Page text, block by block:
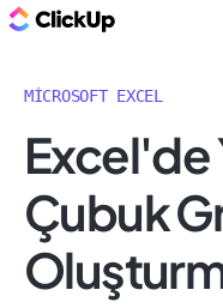
MICROSOFT EXCEL
Excel'de
Çubuk